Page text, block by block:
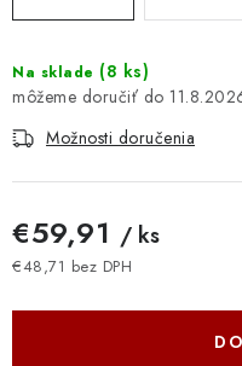
Obchodné podmienky
Moja objednávka
Na sklade (8 ks)
Možnosti doručenia
€59,91 / ks
€48,71 bez DPH